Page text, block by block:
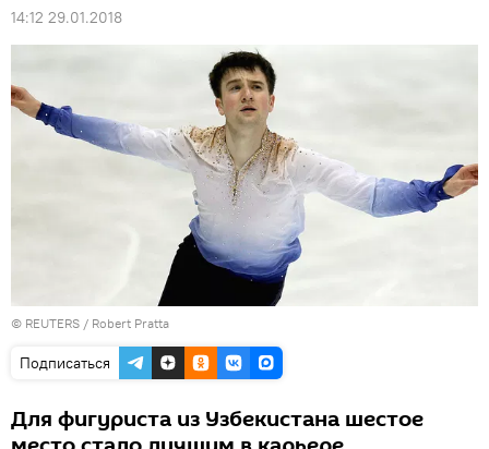
14:12 29.01.2018
© REUTERS / Robert Pratta
Подписаться
Для фигуриста из Узбекистана шестое